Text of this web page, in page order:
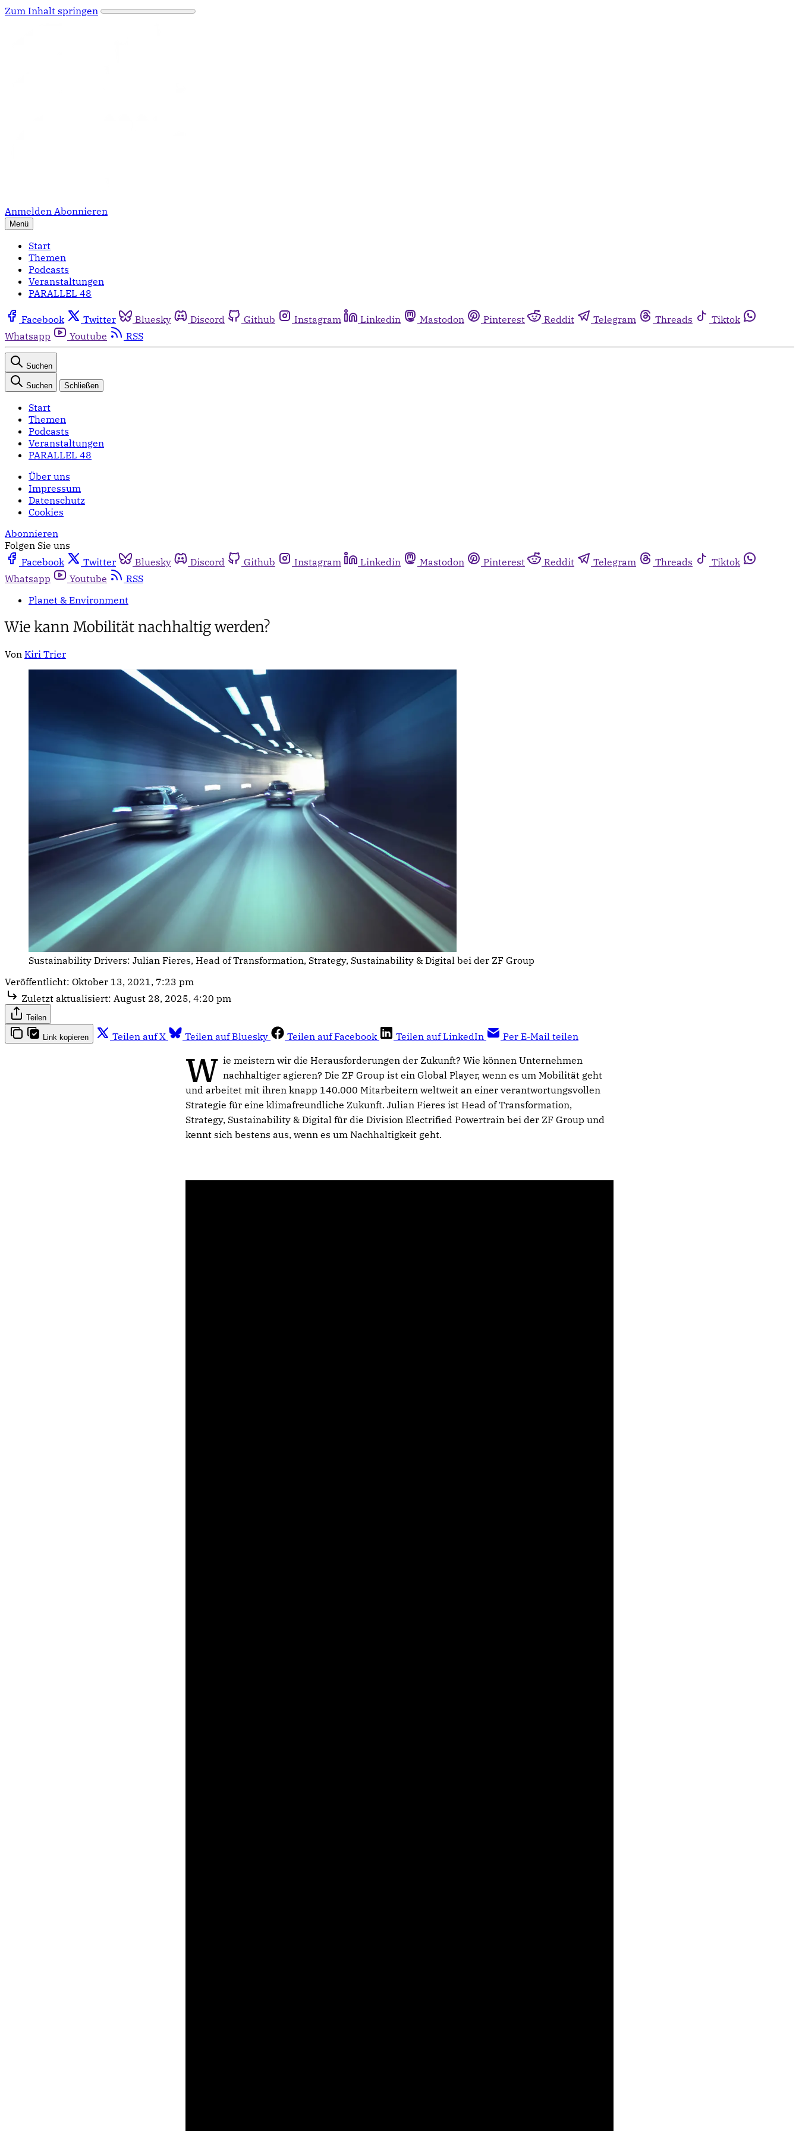
Zum Inhalt springen
Anmelden Abonnieren
Menü
Start
Themen
Podcasts
Veranstaltungen
PARALLEL 48
Facebook Twitter Bluesky Discord Github Instagram Linkedin Mastodon Pinterest Reddit Telegram Threads
Tiktok
Whatsapp
Youtube RSS
Suchen
Suchen Schließen
Start
Themen
Podcasts
Veranstaltungen
PARALLEL 48
Über uns
Impressum
Datenschutz
Cookies
Abonnieren
Folgen Sie uns
Facebook
Twitter Bluesky Discord Github Instagram Linkedin Mastodon Pinterest Reddit Telegram Threads
Tiktok
Whatsapp
Youtube
RSS
Planet & Environment
Wie kann Mobilität nachhaltig werden?
Von Kiri Trier
Sustainability Drivers: Julian Fieres, Head of Transformation, Strategy, Sustainability & Digital bei der ZF Group
Veröffentlicht: Oktober 13, 2021, 7:23 pm
Zuletzt aktualisiert: August 28, 2025, 4:20 pm
Teilen
Link kopieren Teilen auf X Teilen auf Bluesky Teilen auf Facebook Teilen auf LinkedIn Per E-Mail teilen
W ie meistern wir die Herausforderungen der Zukunft? Wie können Unternehmen
nachhaltiger agieren? Die ZF Group ist ein Global Player, wenn es um Mobilität geht
und arbeitet mit ihren knapp 140.000 Mitarbeitern weltweit an einer verantwortungsvollen
Strategie für eine klimafreundliche Zukunft. Julian Fieres ist Head of Transformation,
Strategy, Sustainability & Digital für die Division Electrified Powertrain bei der ZF Group und
kennt sich bestens aus, wenn es um Nachhaltigkeit geht.